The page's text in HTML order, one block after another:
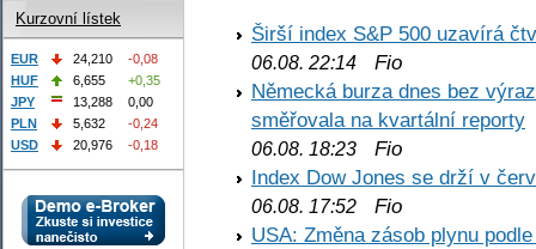
Širší index S&P 500 uzavírá
06.08. 22:14 Fio
Německá burza dnes bez
směřovala na kvartální reporty
06.08. 18:23 Fio
Index Dow Jones se drží v
06.08. 17:52 Fio
USA: Změna zásob plynu
Kurzovní lístek
EUR 24,210
-0,08
HUF
6,655
+0,35
JPY
13,288
0,00
PLN
5,632
-0,24
USD
20,976 -0,18